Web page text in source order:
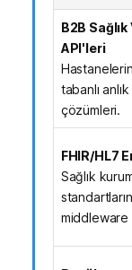
B2B
API'leri
tabanlı
çözümleri.
FHIR/HL7
Sağlık
middleware